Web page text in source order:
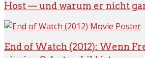
Host — und warum er nicht
End of Watch (2012): Wenn